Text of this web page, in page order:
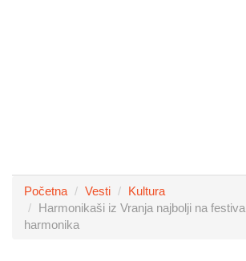
Početna Vesti
Kultura
Harmonikaši iz Vranja najbolji na
harmonika